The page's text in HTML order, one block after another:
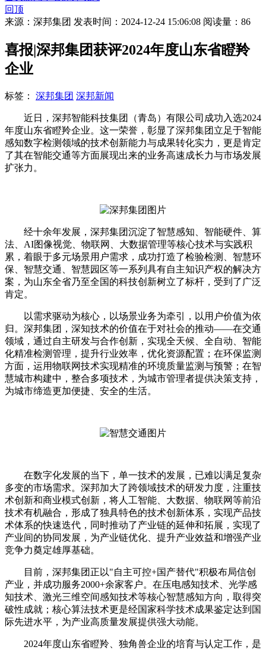
回顶
来源：深邦集团 发表时间：2024-12-24 15:06:08 阅读量：86
喜报|深邦集团获评2024年度山东省瞪羚
企业
标签： 深邦集团 深邦新闻
近日，深邦智能科技集团（青岛）有限公司成功入选2024
年度山东省瞪羚企业。这一荣誉，彰显了深邦集团立足于智能
感知数字检测领域的技术创新能力与成果转化实力，更是肯定
了其在智能交通等方面展现出来的业务高速成长力与市场发展
扩张力。
经十余年发展，深邦集团沉淀了智慧感知、智能硬件、算
法、AI图像视觉、物联网、大数据管理等核心技术与实践积
累，着眼于多元场景用户需求，成功打造了检验检测、智慧环
保、智慧交通、智慧园区等一系列具有自主知识产权的解决方
案，为山东全省乃至全国的科技创新树立了标杆，受到了广泛
肯定。
以需求驱动为核心，以场景业务为牵引，以用户价值为依
归。深邦集团，深知技术的价值在于对社会的推动——在交通
领域，通过自主研发与合作创新，实现全天候、全自动、智能
化精准检测管理，提升行业效率，优化资源配置；在环保监测
方面，运用物联网技术实现精准的环境质量监测与预警；在智
慧城市构建中，整合多项技术，为城市管理者提供决策支持，
为城市缔造更加便捷、安全的生活。
在数字化发展的当下，单一技术的发展，已难以满足复杂
多变的市场需求。深邦加大了跨领域技术的研发力度，注重技
术创新和商业模式创新，将人工智能、大数据、物联网等前沿
技术有机融合，形成了独具特色的技术创新体系，实现产品技
术体系的快速迭代，同时推动了产业链的延伸和拓展，实现了
产业间的协同发展，为产业链优化、提升产业效益和增强产业
竞争力奠定雄厚基础。
目前，深邦集团正以"自主可控+国产替代"积极布局信创
产业，并成功服务2000+余家客户。在压电感知技术、光学感
知技术、激光三维空间感知技术等核心智慧感知方向，取得突
破性成就；核心算法技术更是经国家科学技术成果鉴定达到国
际先进水平，为产业高质量发展提供强大动能。
2024年度山东省瞪羚、独角兽企业的培育与认定工作，是